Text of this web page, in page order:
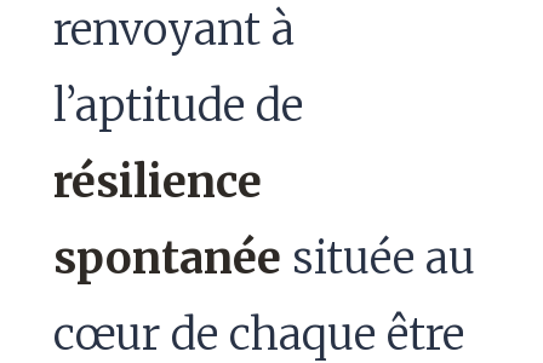
renvoyant à
l’aptitude de
résilience
spontanée située au
cœur de chaque être